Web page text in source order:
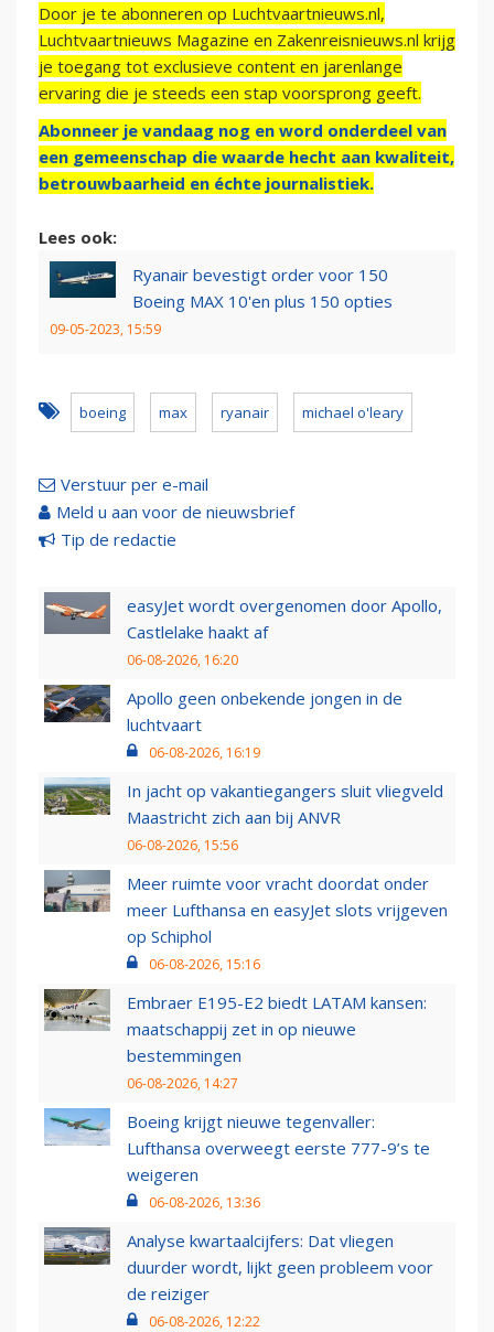
Door je te abonneren op Luchtvaartnieuws.nl,
Luchtvaartnieuws Magazine en Zakenreisnieuws.nl krijg
je toegang tot exclusieve content en jarenlange
ervaring die je steeds een stap voorsprong geeft.
Abonneer je vandaag nog en word onderdeel van
een gemeenschap die waarde hecht aan kwaliteit,
betrouwbaarheid en échte journalistiek.
Lees ook:
Ryanair bevestigt order voor 150
Boeing MAX 10'en plus 150 opties
09-05-2023, 15:59
boeing max ryanair michael o'leary
Verstuur per e-mail
Meld u aan voor de nieuwsbrief
Tip de redactie
easyJet wordt overgenomen door Apollo,
Castlelake haakt af
06-08-2026, 16:20
Apollo geen onbekende jongen in de
luchtvaart
06-08-2026, 16:19
In jacht op vakantiegangers sluit vliegveld
Maastricht zich aan bij ANVR
06-08-2026, 15:56
Meer ruimte voor vracht doordat onder
meer Lufthansa en easyJet slots vrijgeven
op Schiphol
06-08-2026, 15:16
Embraer E195-E2 biedt LATAM kansen:
maatschappij zet in op nieuwe
bestemmingen
06-08-2026, 14:27
Boeing krijgt nieuwe tegenvaller:
Lufthansa overweegt eerste 777-9’s te
weigeren
06-08-2026, 13:36
Analyse kwartaalcijfers: Dat vliegen
duurder wordt, lijkt geen probleem voor
de reiziger
06-08-2026, 12:22